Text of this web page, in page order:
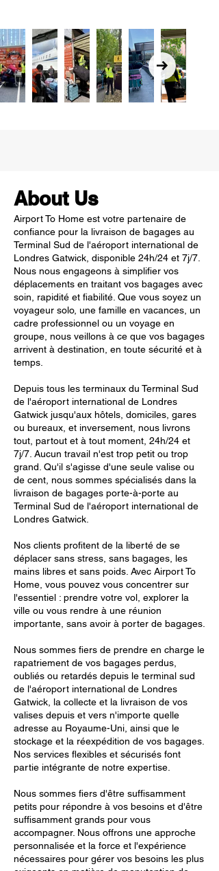
About Us
Airport To Home est votre partenaire de
confiance pour la livraison de bagages au
Terminal Sud de l'aéroport international de
Londres Gatwick, disponible 24h/24 et 7j/7.
Nous nous engageons à simplifier vos
déplacements en traitant vos bagages avec
soin, rapidité et fiabilité. Que vous soyez un
voyageur solo, une famille en vacances, un
cadre professionnel ou un voyage en
groupe, nous veillons à ce que vos bagages
arrivent à destination, en toute sécurité et à
temps.
Depuis tous les terminaux du Terminal Sud
de l'aéroport international de Londres
Gatwick jusqu'aux hôtels, domiciles, gares
ou bureaux, et inversement, nous livrons
tout, partout et à tout moment, 24h/24 et
7j/7. Aucun travail n'est trop petit ou trop
grand. Qu'il s'agisse d'une seule valise ou
de cent, nous sommes spécialisés dans la
livraison de bagages porte-à-porte au
Terminal Sud de l'aéroport international de
Londres Gatwick.
Nos clients profitent de la liberté de se
déplacer sans stress, sans bagages, les
mains libres et sans poids. Avec Airport To
Home, vous pouvez vous concentrer sur
l'essentiel : prendre votre vol, explorer la
ville ou vous rendre à une réunion
importante, sans avoir à porter de bagages.
Nous sommes fiers de prendre en charge le
rapatriement de vos bagages perdus,
oubliés ou retardés depuis le terminal sud
de l'aéroport international de Londres
Gatwick, la collecte et la livraison de vos
valises depuis et vers n'importe quelle
adresse au Royaume-Uni, ainsi que le
stockage et la réexpédition de vos bagages.
Nos services flexibles et sécurisés font
partie intégrante de notre expertise.
Nous sommes fiers d'être suffisamment
petits pour répondre à vos besoins et d'être
suffisamment grands pour vous
accompagner. Nous offrons une approche
personnalisée et la force et l'expérience
nécessaires pour gérer vos besoins les plus